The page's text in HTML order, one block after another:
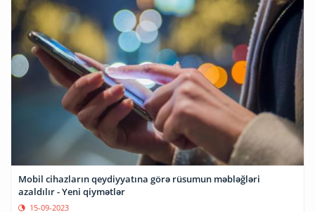
Mobil cihazların qeydiyyatına görə rüsumun məbləğləri
azaldılır - Yeni qiymətlər
15-09-2023